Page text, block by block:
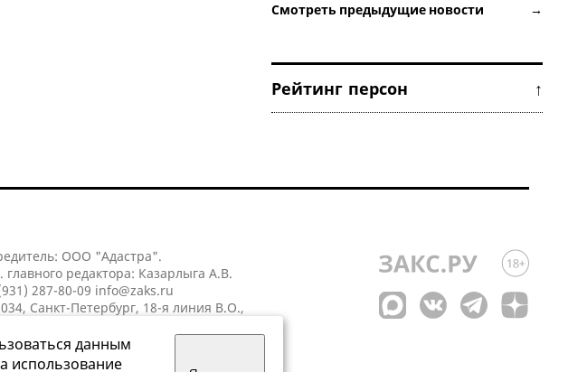
Смотреть предыдущие новости →
Рейтинг персон ↑
ООО "Адастра".
главного редактора: Казарлыга А.В.
287-80-09 info@zaks.ru
Санкт-Петербург, 18-я линия В.О.,
данным
использование